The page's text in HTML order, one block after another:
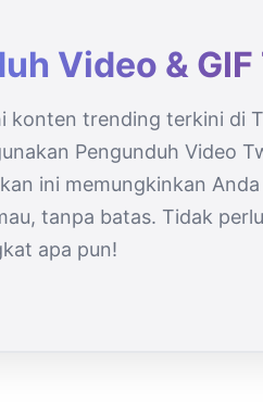
Video &
konten trending terkini di
Pengunduh Video
ini memungkinkan
tanpa batas. Tidak
apa pun!